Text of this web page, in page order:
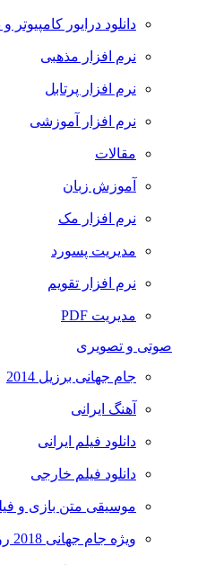
دانلود درایور کامپیوتر
نرم افزار مذهبی
نرم افزار پرتابل
نرم افزار آموزشی
مقالات
آموزش زبان
نرم افزار مک
مدیریت پسورد
نرم افزار تقویم
مدیریت PDF
صوتی و تصویری
جام جهانی برزیل 2014
آهنگ ایرانی
دانلود فیلم ایرانی
دانلود فیلم خارجی
موسیقی متن بازی و
ویژه جام جهانی 2018 روسیه